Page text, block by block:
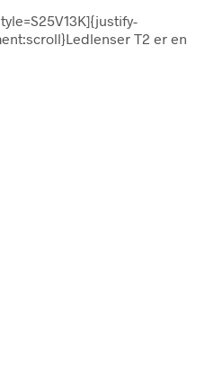
T2 er en